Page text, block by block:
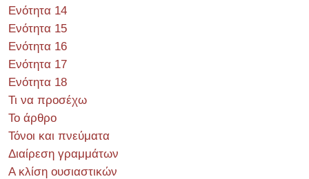
Ενότητα 14
Ενότητα 15
Ενότητα 16
Ενότητα 17
Ενότητα 18
Τι να προσέχω
Το άρθρο
Τόνοι και πνεύματα
Διαίρεση γραμμάτων
Α κλίση ουσιαστικών